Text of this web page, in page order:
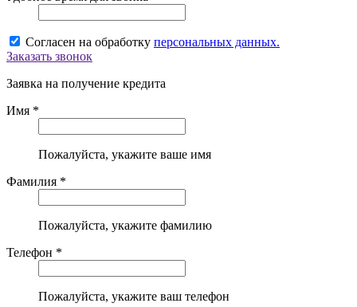
Согласен на обработку персональных данных.
Заказать звонок
Заявка на получение кредита
Имя *
Пожалуйста, укажите ваше имя
Фамилия *
Пожалуйста, укажите фамилию
Телефон *
Пожалуйста, укажите ваш телефон